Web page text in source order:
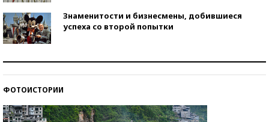
Знаменитости и бизнесмены, добившиеся
успеха со второй попытки
ФОТОИСТОРИИ